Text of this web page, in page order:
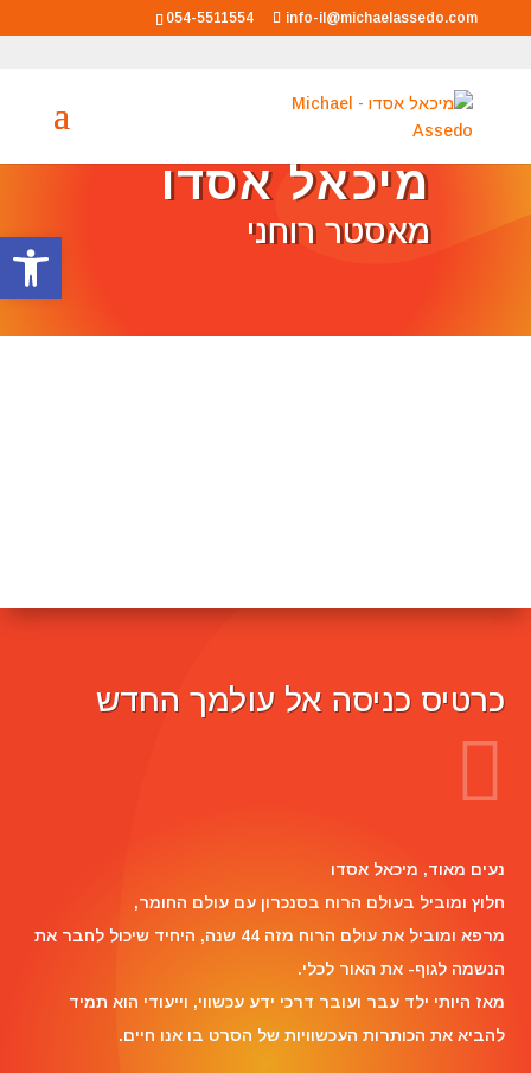
054-5511554 info-il@michaelassedo.com
מיכאל אסדו
מאסטר רוחני
כרטיס כניסה אל עולמך החדש
Reviewer Name
נעים מאוד, ‏מיכאל אסדו
חלוץ ומוביל בעולם הרוח בסנכרון עם עולם החומר,
מרפא ומוביל את עולם הרוח מזה 44 שנה, היחיד שיכול לחבר את
הנשמה לגוף- את האור לכלי.
מאז היותי ילד עבר ועובר דרכי ידע עכשווי, וייעודי הוא תמיד
להביא את הכותרות העכשוויות של הסרט בו אנו חיים.
פתח